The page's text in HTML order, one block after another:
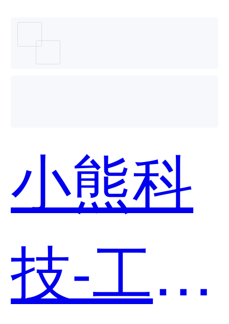
交-智能
社交
CRM哪
小熊科
技-工程